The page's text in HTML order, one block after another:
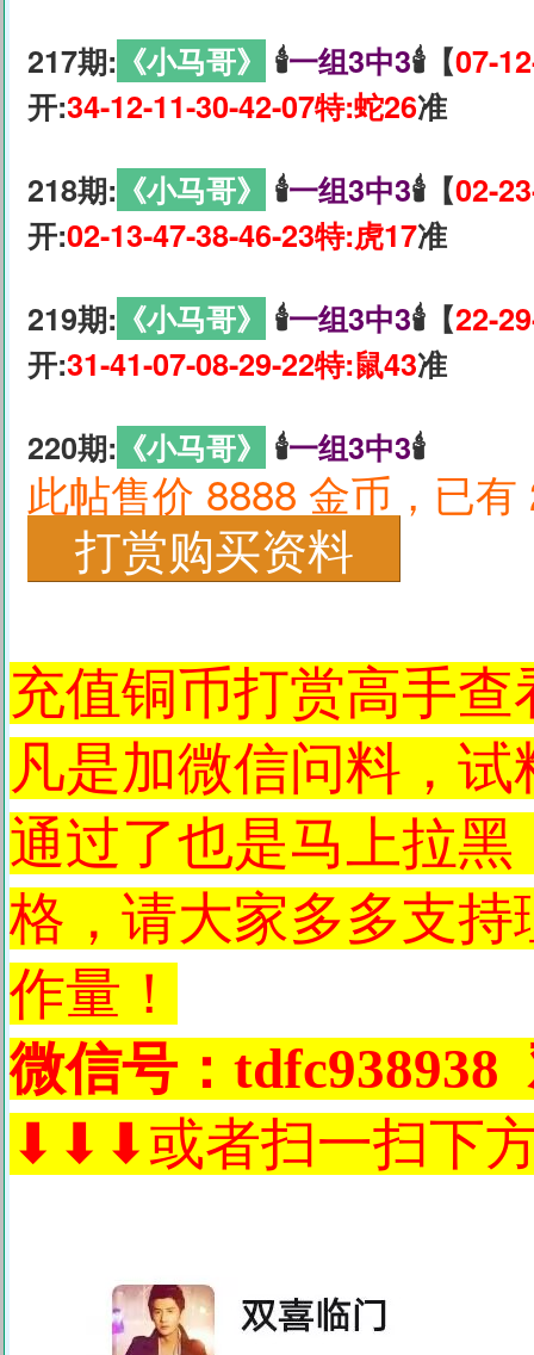
217期: 《小马哥》 🕯一组3中3🕯【07-
开:34-12-11-30-42-07特:蛇26准
218期: 《小马哥》 🕯一组3中3🕯【02-
开:02-13-47-38-46-23特:虎17准
219期: 《小马哥》 🕯一组3中3🕯【22-
开:31-41-07-08-29-22特:鼠43准
220期: 《小马哥》 🕯一组3中3🕯
此帖售价 8888 金币，已有
充值铜币打赏高手
凡是加微信问料，
通过了也是马上拉
格，请大家多多支
作量！
微信号：tdfc938938
⬇⬇⬇或者扫一扫下